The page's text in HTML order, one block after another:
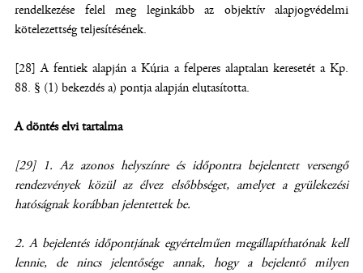
rendelkezése felel meg leginkább az objektív alapjogvédelmi
kötelezettség teljesítésének.
[28] A fentiek alapján a Kúria a felperes alaptalan keresetét a Kp.
88. § (1) bekezdés a) pontja alapján elutasította.
A döntés elvi tartalma
[29] 1. Az azonos helyszínre és időpontra bejelentett versengő
rendezvények közül az élvez elsőbbséget, amelyet a gyülekezési
hatóságnak korábban jelentettek be.
2. A bejelentés időpontjának egyértelműen megállapíthatónak kell
lennie, de nincs jelentősége annak, hogy a bejelentő milyen